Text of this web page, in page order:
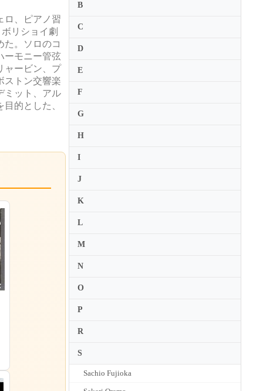
ロ、ピアノ習
リショイ劇
た。ソロのコ
ーモニー管弦
ャービン、プ
ストン交響楽
ミット、アル
的とした、
B
C
D
E
F
G
H
I
J
K
L
M
N
O
P
R
S
Sachio Fujioka